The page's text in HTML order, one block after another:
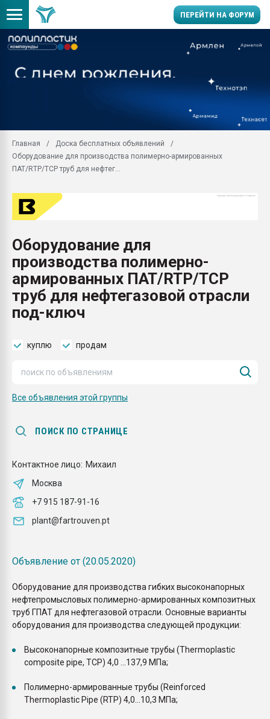
ПЕРЕЙТИ НА ФОРУМ
заводу пластмасс"
ситуацией на
Всё, что касается
бутылок
Главная
Доска бесплатных объявлений
Оборудование для производства полимерно-армированных
ПАТ/RTP/TCP труб для нефтег...
Оборудование для
производства полимерно-
армированных ПАТ/RTP/TCP
труб для нефтегазовой отрасли
под-ключ
куплю продам
Все объявления этой группы
ПОИСК ПО СТРАНИЦЕ
Контактное лицо: Михаил
Москва
+7 915 187-91-16
plant@fartrouven.pt
Объявление от (20.05.2020)
Оборудование для производства гибких высоконапорных
нефтепромысловых полимерно-армированных композитных
труб ГПАТ для нефтегазовой отрасли. Основные варианты
оборудования для производства следующей продукции:
Высоконапорные композитные трубы (Thermoplastic
composite pipe, TCP) 4,0 ...137,9 МПа;
Полимерно-армированные трубы (Reinforced
Thermoplastic Pipe (RTP) 4,0...10,3 МПа;